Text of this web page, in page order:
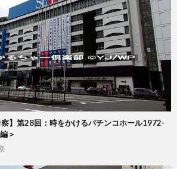
察】第28回：時をかけるパチンコホール1972-
＞